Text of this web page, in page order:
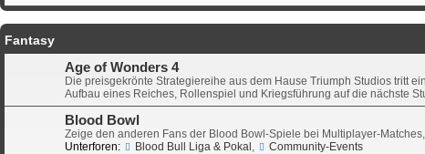
Fantasy
Age of Wonders 4
Die preisgekrönte Strategiereihe aus dem Hause Triumph Studios tritt
Aufbau eines Reiches, Rollenspiel und Kriegsführung auf die nächste
Blood Bowl
Zeige den anderen Fans der Blood Bowl-Spiele bei Multiplayer-
Unterforen:
Blood Bull Liga & Pokal Community-Events